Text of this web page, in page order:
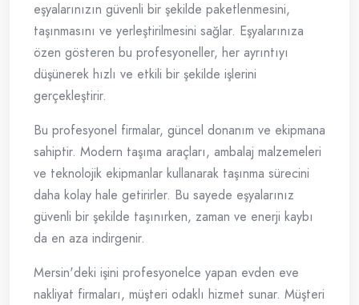
eşyalarınızın güvenli bir şekilde paketlenmesini,
taşınmasını ve yerleştirilmesini sağlar. Eşyalarınıza
özen gösteren bu profesyoneller, her ayrıntıyı
düşünerek hızlı ve etkili bir şekilde işlerini
gerçekleştirir.
Bu profesyonel firmalar, güncel donanım ve ekipmana
sahiptir. Modern taşıma araçları, ambalaj malzemeleri
ve teknolojik ekipmanlar kullanarak taşınma sürecini
daha kolay hale getirirler. Bu sayede eşyalarınız
güvenli bir şekilde taşınırken, zaman ve enerji kaybı
da en aza indirgenir.
Mersin'deki işini profesyonelce yapan evden eve
nakliyat firmaları, müşteri odaklı hizmet sunar. Müşteri